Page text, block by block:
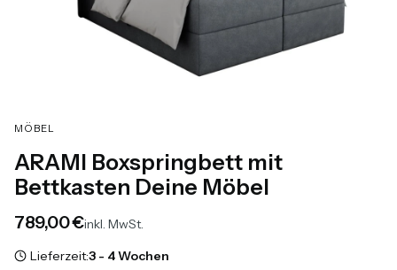
MÖBEL
ARAMI Boxspringbett mit
Bettkasten Deine Möbel
Preis
789,00 €inkl. MwSt.
Lieferzeit:3 - 4 Wochen